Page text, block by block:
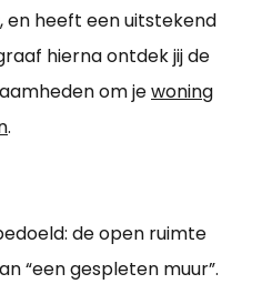
en heeft een uitstekend
hierna ontdek jij de
om jewoning
.
de open ruimte
“een gespleten muur”.